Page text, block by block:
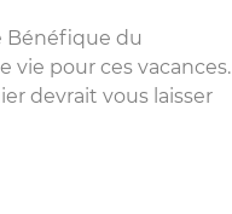
Bénéfique du
pour ces vacances.
devrait vous laisser